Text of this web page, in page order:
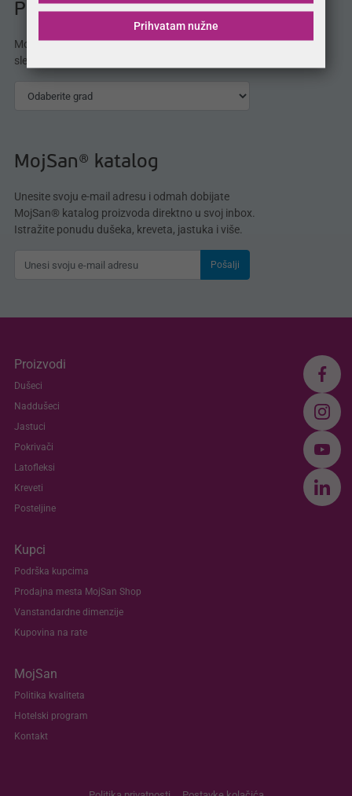
Prodajna mesta MojSan®
MojSan® proizvode možete kupiti u 3 MojSan®
sleeping studija.
MojSan® katalog
Unesite svoju e-mail adresu i odmah dobijate
MojSan® katalog proizvoda direktno u svoj inbox.
Istražite ponudu dušeka, kreveta, jastuka i više.
Pošalji
Proizvodi
Dušeci
Naddušeci
Jastuci
Pokrivači
Latofleksi
Kreveti
Posteljine
Kupci
Podrška kupcima
Prodajna mesta MojSan Shop
Vanstandardne dimenzije
Kupovina na rate
MojSan
Politika kvaliteta
Hotelski program
Kontakt
Prihvatam nužne